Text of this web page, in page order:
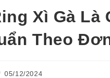
Xì Gà Là
Theo
05/12/2024